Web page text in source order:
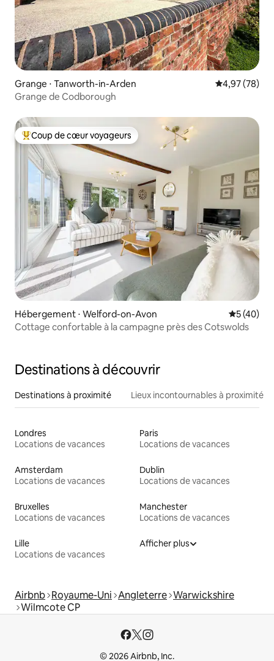
Grange ⋅ Tanworth-in-Arden Évaluation
4,97 (78)
Grange de Codborough
Coups de cœur voyageurs les plus appréciés
Coup de cœur voyageurs
Hébergement ⋅ Welford-on-Avon
5 (40)
Cottage confortable à la campagne près des Cotswolds
Destinations à découvrir
Destinations à proximité Lieux incontournables à proximité
Londres
Locations de vacances
Paris
Locations de vacances
Amsterdam
Locations de vacances
Dublin
Locations de vacances
Bruxelles
Locations de vacances
Manchester
Locations de vacances
Lille
Locations de vacances
Afficher plus
Airbnb Royaume-Uni Angleterre Warwickshire
Wilmcote CP
© 2026 Airbnb, Inc.